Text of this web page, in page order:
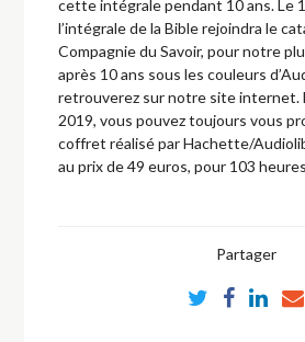
cette intégrale pendant 10 ans. Le
l’intégrale de la Bible rejoindra le
Compagnie du Savoir, pour notre
après 10 ans sous les couleurs
retrouverez sur notre site internet.
2019, vous pouvez toujours vous
coffret réalisé par Hachette/
au prix de 49 euros, pour 103
Partager